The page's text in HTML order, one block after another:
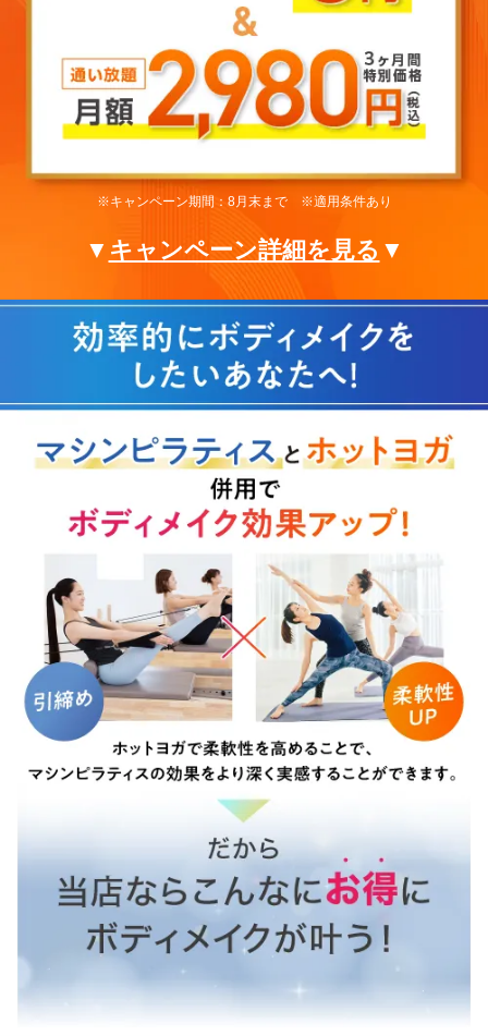
※キャンペーン期間：8月末まで ※適用条件あり
▼ キャンペーン詳細を見る ▼